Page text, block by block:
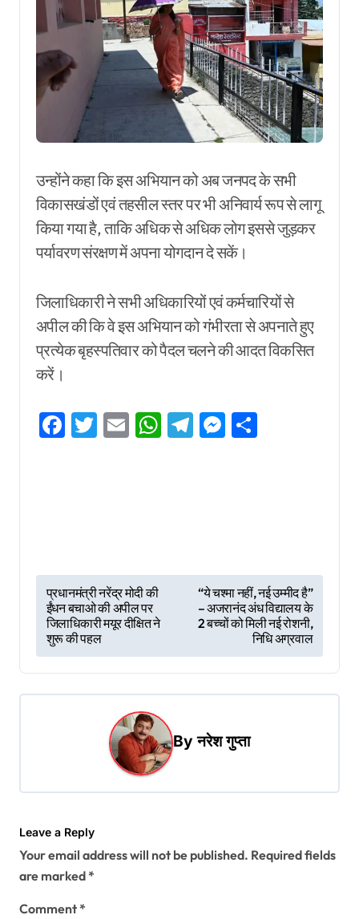
उन्होंने कहा कि इस अभियान को अब जनपद के सभी
विकासखंडों एवं तहसील स्तर पर भी अनिवार्य रूप से लागू
किया गया है, ताकि अधिक से अधिक लोग इससे जुड़कर
पर्यावरण संरक्षण में अपना योगदान दे सकें।
जिलाधिकारी ने सभी अधिकारियों एवं कर्मचारियों से
अपील की कि वे इस अभियान को गंभीरता से अपनाते हुए
प्रत्येक बृहस्पतिवार को पैदल चलने की आदत विकसित
करें।
Facebook
Twitter
EmailWhatsApp
Telegram
Messenger
P
o
s
t
n
g
a
t
i
o
प्रधानमंत्री नरेंद्र मोदी की
ईंधन बचाओ की अपील पर
जिलाधिकारी मयूर दीक्षित ने
शुरू की पहल
“ये चश्मा नहीं, नई उम्मीद है”
– अजरानंद अंध विद्यालय के
2 बच्चों को मिली नई रोशनी,
निधि अग्रवाल
Byनरेश गुप्ता
Leave a Reply
Your email address will not be published. Required fields
are marked*
Comment*